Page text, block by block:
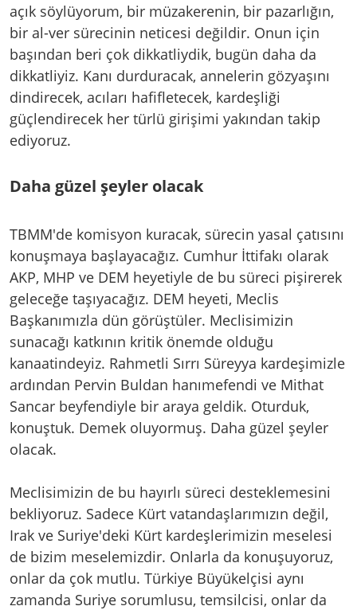
açık söylüyorum, bir müzakerenin, bir pazarlığın,
bir al-ver sürecinin neticesi değildir. Onun için
başından beri çok dikkatliydik, bugün daha da
dikkatliyiz. Kanı durduracak, annelerin gözyaşını
dindirecek, acıları hafifletecek, kardeşliği
güçlendirecek her türlü girişimi yakından takip
ediyoruz.
Daha güzel şeyler olacak
TBMM'de komisyon kuracak, sürecin yasal çatısını
konuşmaya başlayacağız. Cumhur İttifakı olarak
AKP, MHP ve DEM heyetiyle de bu süreci pişirerek
geleceğe taşıyacağız. DEM heyeti, Meclis
Başkanımızla dün görüştüler. Meclisimizin
sunacağı katkının kritik önemde olduğu
kanaatindeyiz. Rahmetli Sırrı Süreyya kardeşimizle
ardından Pervin Buldan hanımefendi ve Mithat
Sancar beyfendiyle bir araya geldik. Oturduk,
konuştuk. Demek oluyormuş. Daha güzel şeyler
olacak.
Meclisimizin de bu hayırlı süreci desteklemesini
bekliyoruz. Sadece Kürt vatandaşlarımızın değil,
Irak ve Suriye'deki Kürt kardeşlerimizin meselesi
de bizim meselemizdir. Onlarla da konuşuyoruz,
onlar da çok mutlu. Türkiye Büyükelçisi aynı
zamanda Suriye sorumlusu, temsilcisi, onlar da